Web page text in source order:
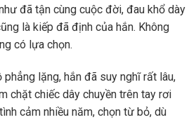
đã tận cùng cuộc đời, đau khổ dày
là kiếp đã định của hắn. Không
có lựa chọn.
phẳng lặng, hắn đã suy nghĩ rất lâu,
chặt chiếc dây chuyền trên tay rơi
cảm nhiều năm, chọn từ bỏ, dù